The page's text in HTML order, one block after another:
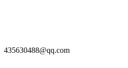
435630488@qq.com